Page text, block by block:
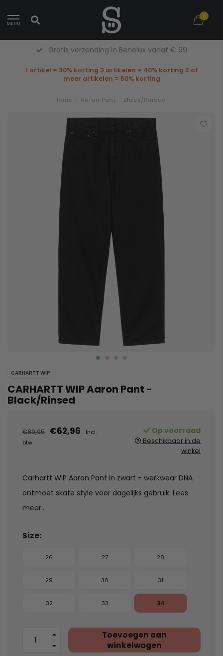
MENU
0
Gratis verzending in Benelux vanaf € 99
1 artikel = 30% korting 2 artikelen = 40% korting 3 of
meer artikelen = 50% korting
Home Aaron Pant - Black/Rinsed
CARHARTT WIP
CARHARTT WIP Aaron Pant -
Black/Rinsed
€89,95 €62,96
Incl.
btw
Op voorraad
Beschikbaar in de
winkel
Carhartt WIP Aaron Pant in zwart - werkwear DNA
ontmoet skate style voor dagelijks gebruik. Lees
meer..
Size:
26 27 28
29 30 31
32 33 34
Toevoegen aan
winkelwagen